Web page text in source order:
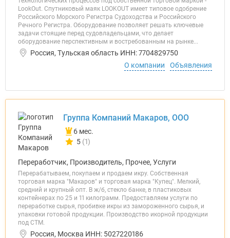
LookOut. Спутниковый маяк LOOKOUT имеет типовое одобрение
Российского Морского Регистра Судоходства и Российского
Речного Регистра. Оборудование позволяет решать ключевые
задачи стоящие перед судовладельцами, что делает
оборудование перспективным и востребованным на рынке...
Россия, Тульская область ИНН: 7704829750
О компании
Объявления
Группа Компаний Макаров, ООО
6 мес.
Количество отзывов у компании всего и сегодня
5 (1)
Переработчик, Производитель, Прочее, Услуги
Перерабатываем, покупаем и продаем икру. Собственная
торговая марка "Макаров" и торговая марка "Купец". Мелкий,
средний и крупный опт. В ж/б, стекло банке, в пластиковых
контейнерах по 25 и 11 килограмм. Предоставляем услуги по
переработке сырья, пробивке икры из замороженного сырья, и
упаковки готовой продукции. Производство икорной продукции
под СТМ.
Россия, Москва ИНН: 5027220186